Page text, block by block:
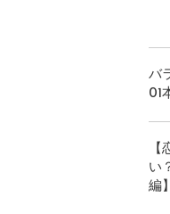
バ
01
い
編】